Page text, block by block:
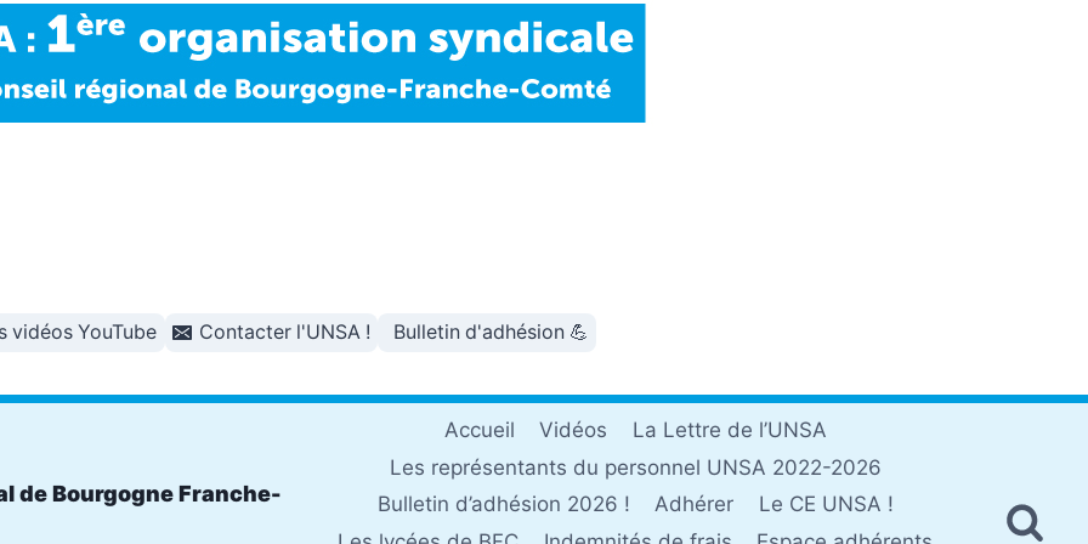
vidéos YouTube Contacter l'UNSA ! Bulletin d'adhésion 💪
de Bourgogne Franche-
Accueil Vidéos
La Lettre de l’UNSA
Les représentants du personnel UNSA 2022-2026
Bulletin d’adhésion 2026 !
Adhérer
Le CE UNSA !